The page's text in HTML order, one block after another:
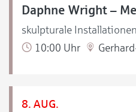
Daphne Wright –
skulpturale
10:00 Uhr
8. AUG.